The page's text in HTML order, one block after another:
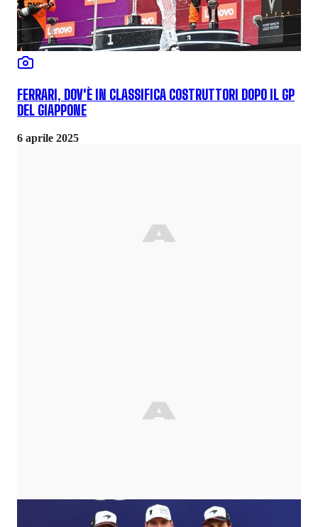
FERRARI, DOV'È IN CLASSIFICA COSTRUTTORI DOPO IL GP
DEL GIAPPONE
6 aprile 2025